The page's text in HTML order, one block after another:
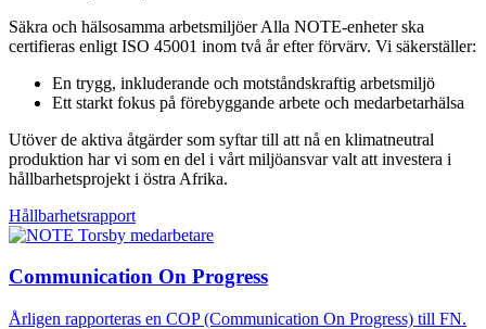
Säkra och hälsosamma arbetsmiljöer Alla NOTE-enheter ska
certifieras enligt ISO 45001 inom två år efter förvärv. Vi säkerställer:
En trygg, inkluderande och motståndskraftig arbetsmiljö
Ett starkt fokus på förebyggande arbete och medarbetarhälsa
Utöver de aktiva åtgärder som syftar till att nå en klimatneutral
produktion har vi som en del i vårt miljöansvar valt att investera i
hållbarhetsprojekt i östra Afrika.
Hållbarhetsrapport
Communication On Progress
Årligen rapporteras en COP (Communication On Progress) till FN.